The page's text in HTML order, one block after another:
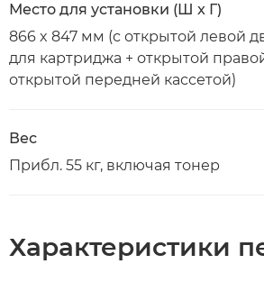
Место для установки (Ш x Г)
866 x 847 мм (с открытой левой
для картриджа + открытой
открытой передней кассетой)
Вес
Прибл. 55 кг, включая тонер
Характеристики